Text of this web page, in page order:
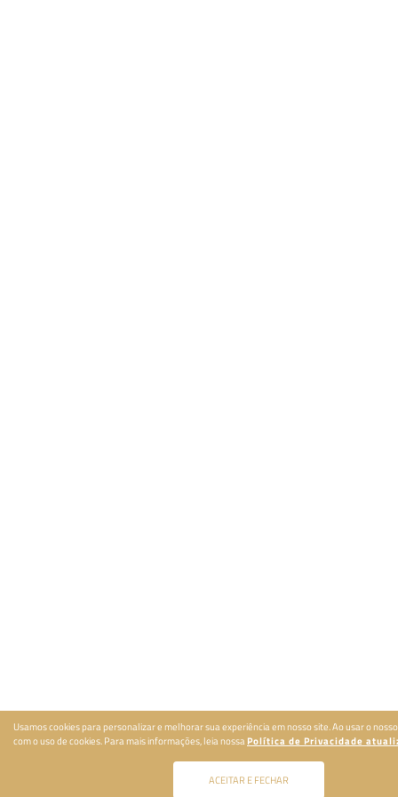
Usamos cookies para personalizar e melhorar sua experiência em nosso site. Ao usar o
com o uso de cookies. Para mais informações, leia nossaPolítica de Privacidade
ACEITAR E FECHAR